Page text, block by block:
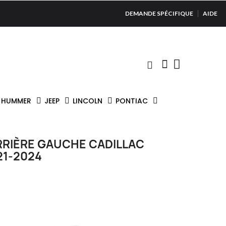
DEMANDE SPÉCIFIQUE AIDE
HUMMER JEEP LINCOLN PONTIAC
GAUCHE CADILLAC
2024